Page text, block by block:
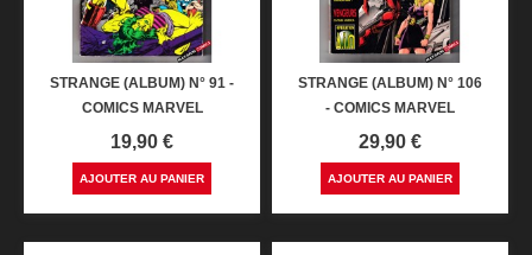
STRANGE (ALBUM) N° 91 -
COMICS MARVEL
Prix
19,90 €
AJOUTER AU PANIER
STRANGE (ALBUM) N° 106
- COMICS MARVEL
Prix
29,90 €
AJOUTER AU PANIER